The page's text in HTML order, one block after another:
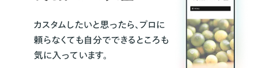
カスタムしたいと思ったら、プロに
頼らなくても自分でできるところも
気に入っています。